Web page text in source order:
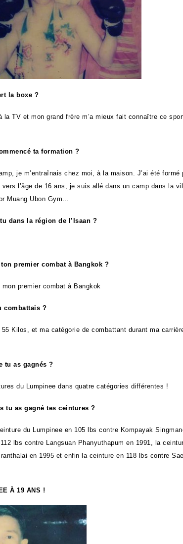
la boxe ?
la TV et mon grand frère m’a mieux fait connaître ce
ta formation ?
je m’entraînais chez moi, à la maison. J’ai été formé
l’âge de 16 ans, je suis allé dans un camp dans la
Muang Ubon Gym…
dans la région de l’Isaan ?
premier combat à Bangkok ?
mon premier combat à Bangkok
combattais ?
55 Kilos, et ma catégorie de combattant durant ma
tu as gagnés ?
du Lumpinee dans quatre catégories différentes !
tu as gagné tes ceintures ?
du Lumpinee en 105 lbs contre Kompayak
lbs contre Langsuan Phanyuthapum en 1991, la
en 1995 et enfin la ceinture en 118 lbs contre
À 19 ANS !